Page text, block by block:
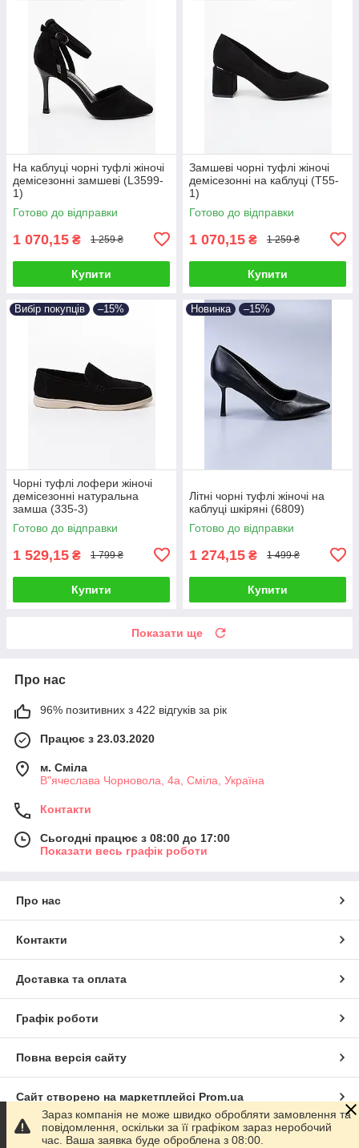
На каблуці чорні туфлі жіночі
демісезонні замшеві (L3599-
1)
Готово до відправки
1 070,15 ₴ 1 259 ₴
Купити
Замшеві чорні туфлі жіночі
демісезонні на каблуці (T55-
1)
Готово до відправки
1 070,15 ₴ 1 259 ₴
Купити
Вибір покупців –15%
Чорні туфлі лофери жіночі
демісезонні натуральна
замша (335-3)
Готово до відправки
1 529,15 ₴ 1 799 ₴
Купити
Новинка –15%
Літні чорні туфлі жіночі на
каблуці шкіряні (6809)
Готово до відправки
1 274,15 ₴ 1 499 ₴
Купити
Показати ще
Про нас
96% позитивних з 422 відгуків за рік
Працює з 23.03.2020
м. Сміла
В"ячеслава Чорновола, 4а, Сміла, Україна
Контакти
Сьогодні працює з 08:00 до 17:00
Показати весь графік роботи
Про нас
Контакти
Доставка та оплата
Графік роботи
Повна версія сайту
Сайт створено на маркетплейсі Prom.ua
Політика конфіденційності
Зараз компанія не може швидко обробляти замовлення та
повідомлення, оскільки за її графіком зараз неробочий
час. Ваша заявка буде оброблена з 08:00.